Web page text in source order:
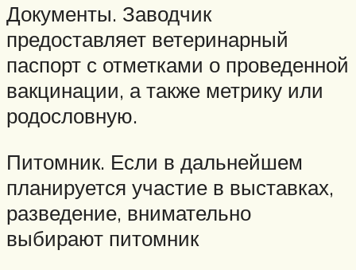
Документы. Заводчик
предоставляет ветеринарный
паспорт с отметками о проведенной
вакцинации, а также метрику или
родословную.
Питомник. Если в дальнейшем
планируется участие в выставках,
разведение, внимательно
выбирают питомник